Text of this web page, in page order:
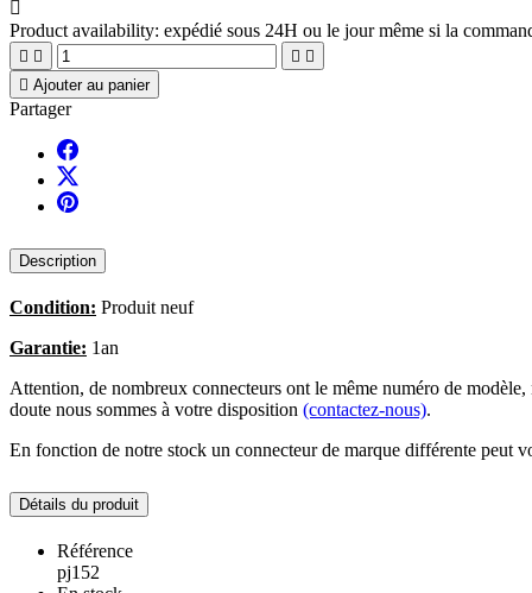

Product availability: expédié sous 24H ou le jour même si la
   
 Ajouter au panier
Partager
Description
Condition: Produit neuf
Garantie: 1an
Attention, de nombreux connecteurs ont le même numéro de
doute nous sommes à votre disposition (contactez-nous).
En fonction de notre stock un connecteur de marque différente peut
Détails du produit
Référence
pj152